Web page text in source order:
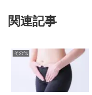
関連記事
その他